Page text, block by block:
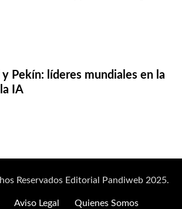
y Pekín: líderes mundiales en la
IA
Reservados Editorial Pandiweb 2025.
Aviso Legal Quienes Somos